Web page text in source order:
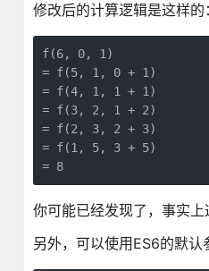
修改后的计算逻辑是这样的：
f(6, 0, 1)
= f(5, 1, 0 + 1)
= f(4, 1, 1 + 1)
= f(3, 2, 1 + 2)
= f(2, 3, 2 + 3)
= f(1, 5, 3 + 5)
= 8
你可能已经发现了，事实
另外，可以使用ES6的默